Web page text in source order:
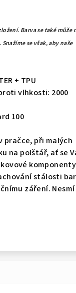
Barva se také může
se však, aby naše
+ TPU
vlhkosti: 2000
100
pračce, při malých
na polštář, ať se
komponenty
stálosti
záření. Nesmí